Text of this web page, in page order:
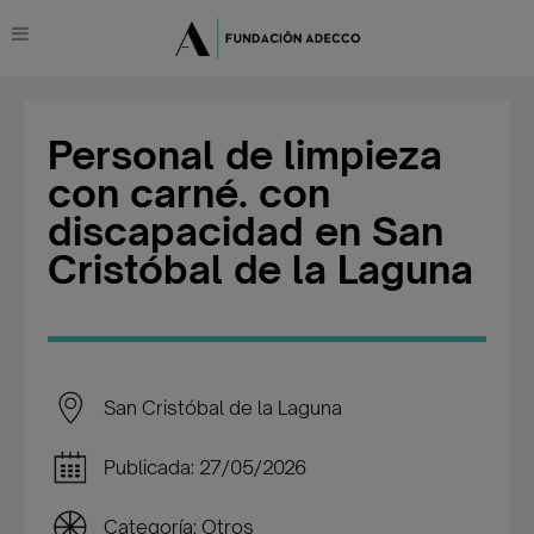
Personal de limpieza
con carné. con
discapacidad en San
Cristóbal de la Laguna
San Cristóbal de la Laguna
Publicada: 27/05/2026
Categoría: Otros